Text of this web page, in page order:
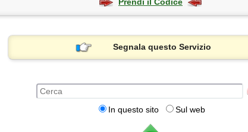
Segnala questo Servizio
In questo sito Sul web